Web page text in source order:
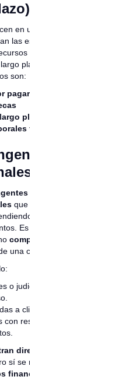
en un plazo
las estrategias
obtenidos
plazo.
son:
pagar
plazo
futuras
o
son
que pueden
de la
Es decir,
compromisos
una condición.
o judiciales en
a clientes.
resultados
directamente
sí se mencionan
financieros